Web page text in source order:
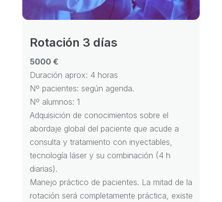
Rotación 3 días
5000 €
Duración aprox: 4 horas
Nº pacientes: según agenda.
Nº alumnos: 1
Adquisición de conocimientos sobre el
abordaje global del paciente que acude a
consulta y tratamiento con inyectables,
tecnología láser y su combinación (4 h
diarias).
Manejo práctico de pacientes. La mitad de la
rotación será completamente práctica, existe